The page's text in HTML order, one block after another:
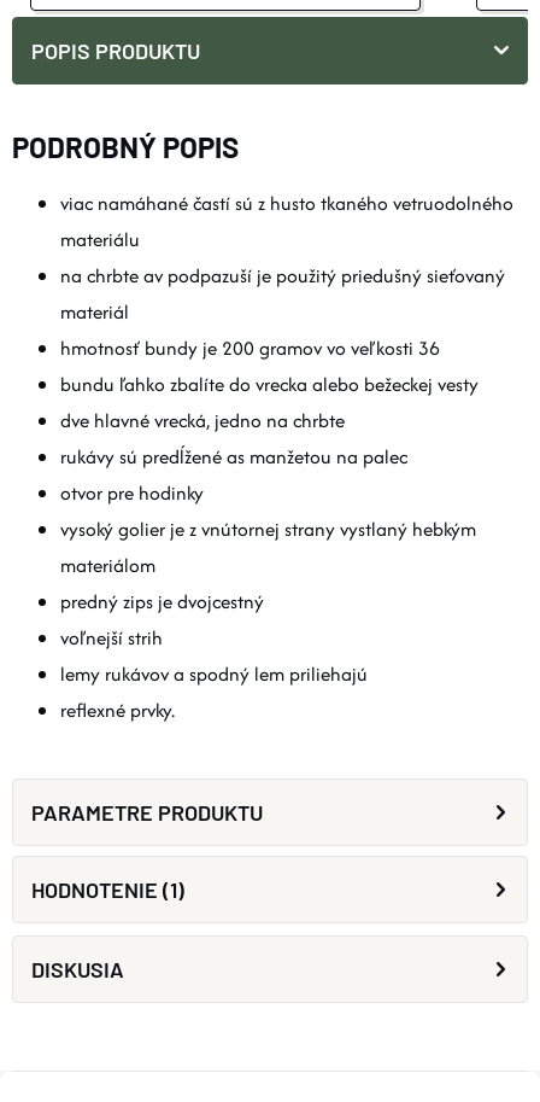
POPIS PRODUKTU
PODROBNÝ POPIS
viac namáhané častí sú z husto tkaného vetruodolného
materiálu
na chrbte av podpazuší je použitý priedušný sieťovaný
materiál
hmotnosť bundy je 200 gramov vo veľkosti 36
bundu ľahko zbalíte do vrecka alebo bežeckej vesty
dve hlavné vrecká, jedno na chrbte
rukávy sú predĺžené as manžetou na palec
otvor pre hodinky
vysoký golier je z vnútornej strany vystlaný hebkým
materiálom
predný zips je dvojcestný
voľnejší strih
lemy rukávov a spodný lem priliehajú
reflexné prvky.
PARAMETRE PRODUKTU
HODNOTENIE (1)
DISKUSIA